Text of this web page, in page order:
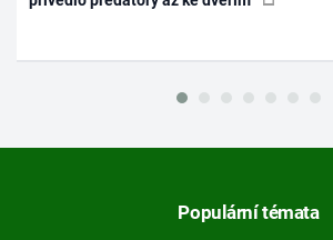
Populární témata